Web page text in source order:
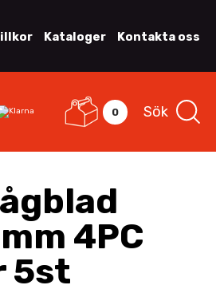
Kataloger Kontakta oss
0 Sök
4PC
5st